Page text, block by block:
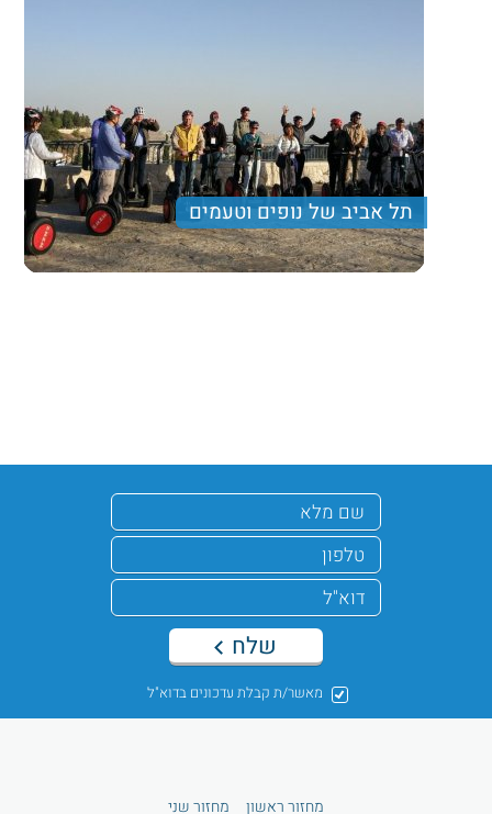
תל אביב של נופים וטעמים
סיור כיפי וחוויתי במיוחד שמתחיל בשרונה ממשיך בריחוף
על פני סגווי ומסתיים בסדנת בישול שבסופה נטעם את
מאשר/ת קבלת עדכונים בדוא"ל
שלח
מחזור ראשון מחזור שני